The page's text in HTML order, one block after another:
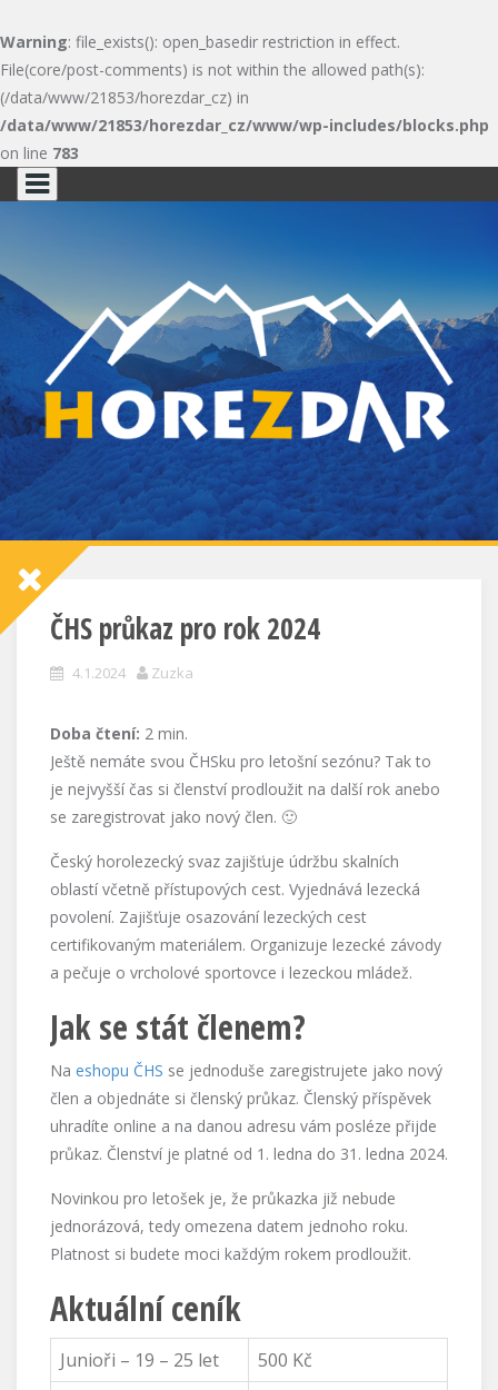
Warning: file_exists(): open_basedir restriction in effect.
File(core/post-comments) is not within the allowed path(s):
(/data/www/21853/horezdar_cz) in
/data/www/21853/horezdar_cz/www/wp-includes/blocks.php
on line 783
Skip
to
ČHS průkaz pro rok 2024
4.1.2024 Zuzka
Doba čtení: 2 min.
Ještě nemáte svou ČHSku pro letošní sezónu? Tak to
je nejvyšší čas si členství prodloužit na další rok anebo
se zaregistrovat jako nový člen. 🙂
Český horolezecký svaz zajišťuje údržbu skalních
oblastí včetně přístupových cest. Vyjednává lezecká
povolení. Zajišťuje osazování lezeckých cest
certifikovaným materiálem. Organizuje lezecké závody
a pečuje o vrcholové sportovce i lezeckou mládež.
Jak se stát členem?
Na eshopu ČHS se jednoduše zaregistrujete jako nový
člen a objednáte si členský průkaz. Členský příspěvek
uhradíte online a na danou adresu vám posléze přijde
průkaz. Členství je platné od 1. ledna do 31. ledna 2024.
Novinkou pro letošek je, že průkazka již nebude
jednorázová, tedy omezena datem jednoho roku.
Platnost si budete moci každým rokem prodloužit.
Aktuální ceník
Junioři – 19 – 25 let
500 Kč